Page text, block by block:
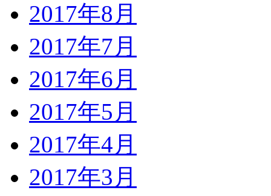
2017年8月
2017年7月
2017年6月
2017年5月
2017年4月
2017年3月